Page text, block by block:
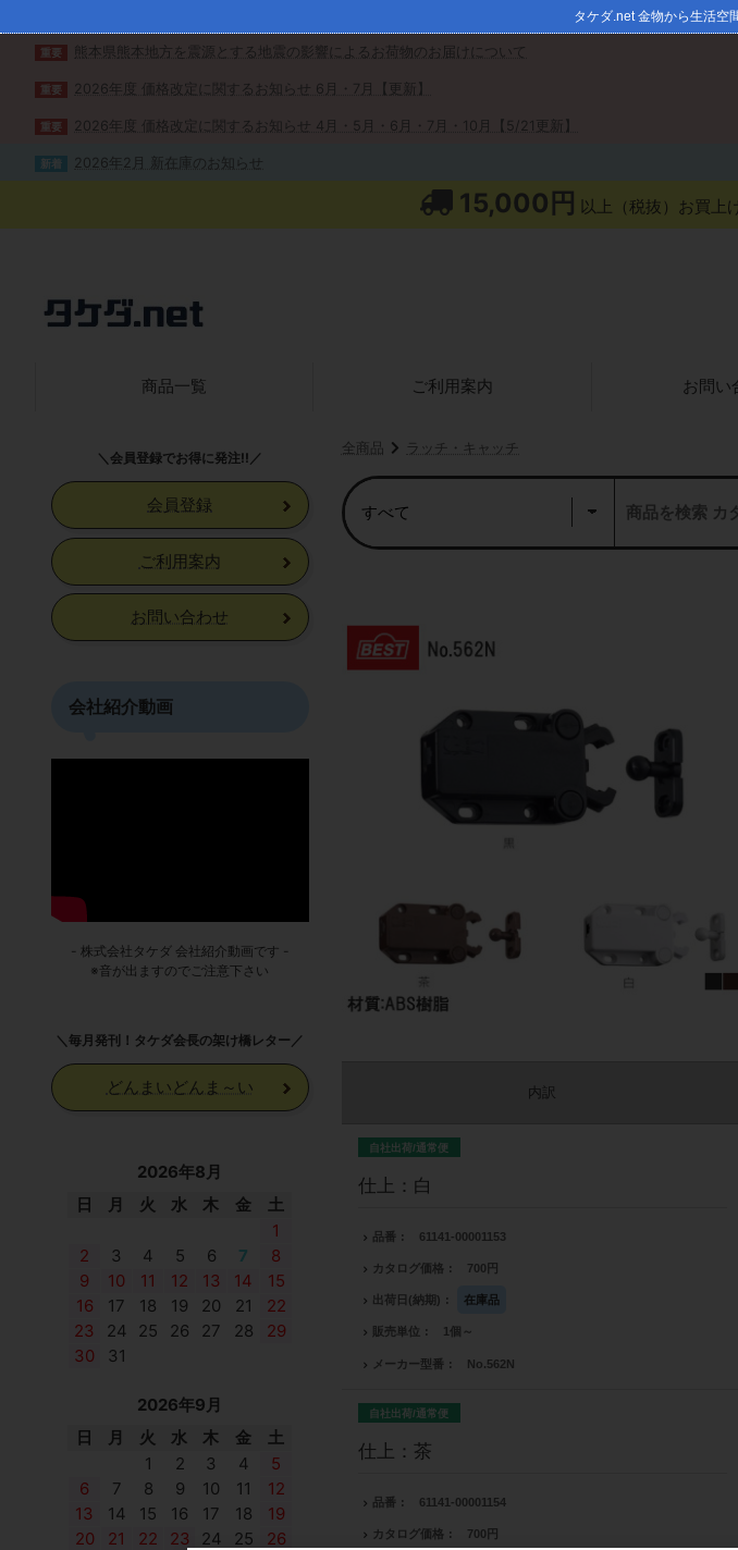
重要 熊本県熊本地方を震源とする地震の影響によるお荷物のお届けについて
重要 2026年度 価格改定に関するお知らせ 6月・7月【更新】
重要 2026年度 価格改定に関するお知らせ 4月・5月・6月・7月・10月【5/21更新】
新着 2026年2月 新在庫のお知らせ
タケダ.net 金物から生活空
15,000円 以上（税抜）お買上
商品一覧 ご利用案内 お問い
全商品 ラッチ・キャッチ
内訳
自社出荷/通常便
仕上：白
品番 61141-00001153
カタログ価格 700円
出荷日(納期) 在庫品
販売単位 1個～
メーカー型番 No.562N
自社出荷/通常便
仕上：茶
品番 61141-00001154
カタログ価格 700円
＼会員登録でお得に発注!!／
会員登録
ご利用案内
お問い合わせ
会社紹介動画
- 株式会社タケダ 会社紹介動画です -
※音が出ますのでご注意下さい
＼毎月発刊！タケダ会長の架け橋レター／
どんまいどんま～い
2026年8月
日
月 火 水 木 金
土
1
2
3 4 5 6 7
8
9
10 11 12 13 14
15
16
17 18 19 20 21
22
23
24 25 26 27 28
29
30
31
2026年9月
日
月 火 水 木 金
土
1
2 3 4
5
6
7 8 9 10 11
12
13
14 15 16 17 18
19
20
21 22 23 24 25
26